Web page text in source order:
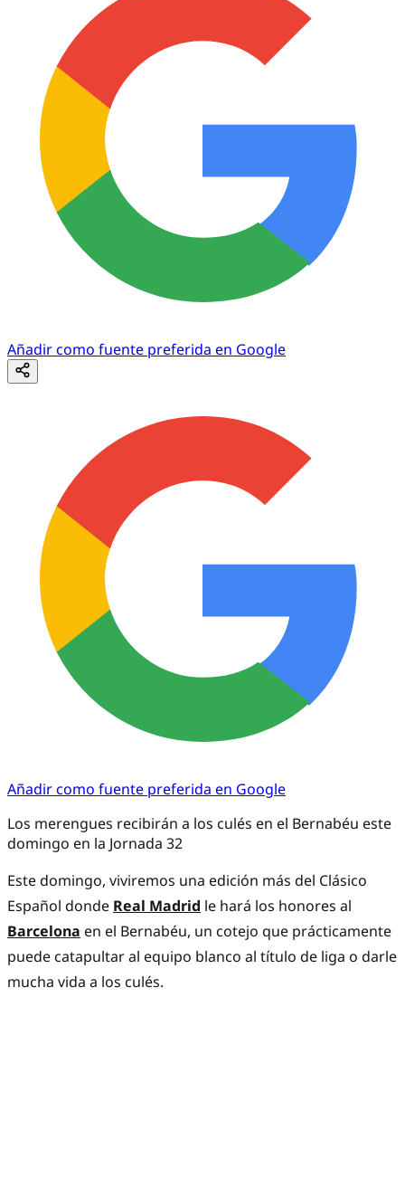
Añadir como fuente preferida en Google
Añadir como fuente preferida en Google
Los merengues recibirán a los culés en el Bernabéu este
domingo en la Jornada 32
Este domingo, viviremos una edición más del Clásico
Español donde Real Madrid le hará los honores al
Barcelona en el Bernabéu, un cotejo que prácticamente
puede catapultar al equipo blanco al título de liga o darle
mucha vida a los culés.